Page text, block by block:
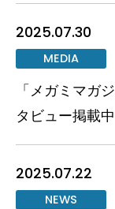
2025.07.30
MEDIA
「メガミマガ
タビュー掲載中
2025.07.22
NEWS